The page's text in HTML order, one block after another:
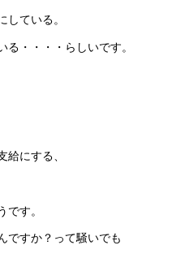
ている。
・・・・らしいです。
給にする、
す。
ですか？って騒いでも